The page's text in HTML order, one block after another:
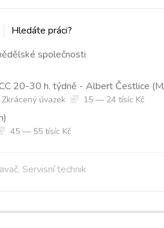
Hledáte práci?
společnosti
20-30 h. týdně - Albert Čestlice
Zkrácený úvazek 15 — 24 tísíc Kč
45 — 55 tísíc Kč
, Servisní technik